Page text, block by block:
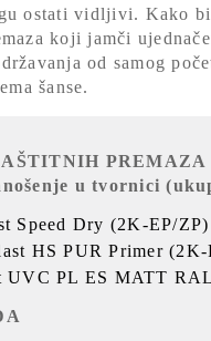
ostati vidljivi. Kako
koji jamči
od samog
šanse.
PREMAZA
u tvornici
Speed Dry (2K-EP/
HS PUR Primer
UVC PL ES MATT